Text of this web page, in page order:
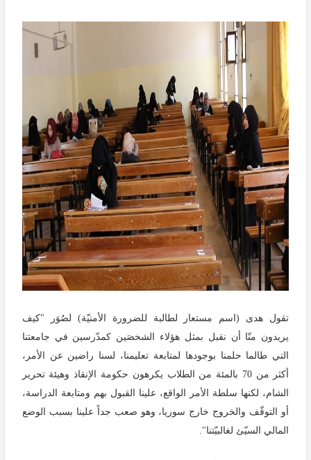
تقول هدى (اسم مستعار لطالبة للضرورة الأمنيّة) لصُوَر "كيف
يريدون منّا أن نقبل بمثل هؤلاء الشخصَين كمدّرسين في جامعتنا
التي طالما حلمنا بوجودها لمتابعة تعليمنا، لسنا راضين عن الأمر،
أكثر من 70 بالمئة من الطلاب يكرهون حكومة الإنقاذ وهيئة تحرير
الشام، لكنها سلطة الأمر الواقع، علينا القبول بهم ومتابعة الدراسة،
أو التوقّف والخروج خارج سوريا، وهو صعب جداً علينا بسبب الوضع
المالي السيّئ لغالبيّتنا".